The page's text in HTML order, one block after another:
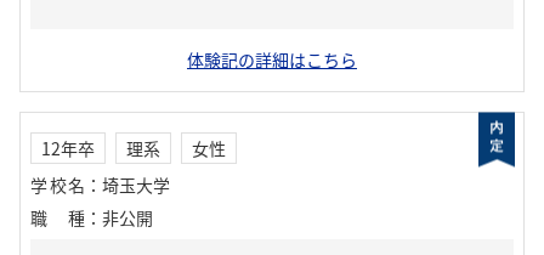
体験記の詳細はこちら
12年卒 理系
女性
学校名 ： 埼玉大学
職種 ： 非公開